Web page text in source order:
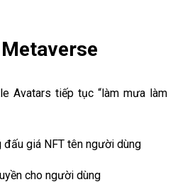
Avatars tiếp tục “làm mưa làm
giá NFT tên người dùng
cho người dùng